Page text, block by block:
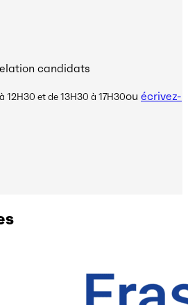
candidats
12H30 et de 13H30 à 17H30ou écrivez-